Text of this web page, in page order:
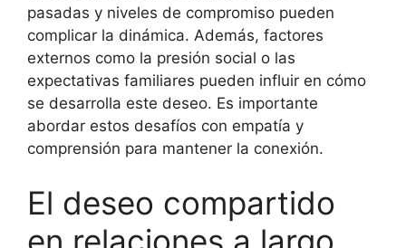
pasadas y niveles de compromiso pueden
complicar la dinámica. Además, factores
externos como la presión social o las
expectativas familiares pueden influir en cómo
se desarrolla este deseo. Es importante
abordar estos desafíos con empatía y
comprensión para mantener la conexión.
El deseo compartido
en relaciones a largo